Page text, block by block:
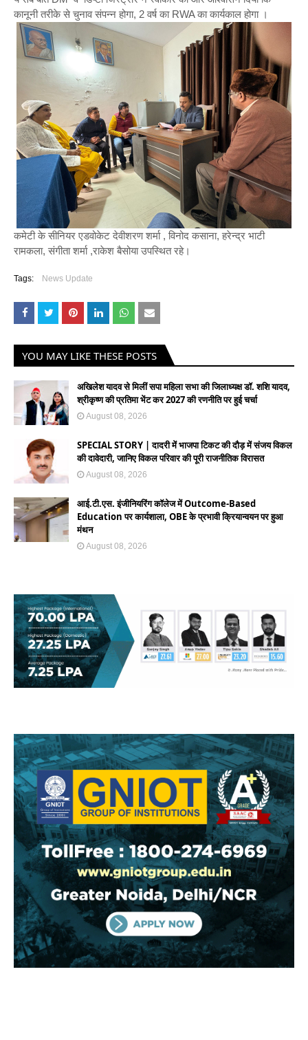
कानूनी तरीके से चुनाव संपन्न होगा, 2 वर्ष का RWA का कार्यकाल होगा ।
कमेटी के सीनियर एडवोकेट देवीशरण शर्मा , विनोद कसाना, हरेन्द्र भाटी
रामकला, संगीता शर्मा ,राकेश बैसोया उपस्थित रहे।
Tags: News Update
YOU MAY LIKE THESE POSTS
अखिलेश यादव से मिलीं सपा महिला सभा की जिलाध्यक्ष डॉ. शशि यादव,
श्रीकृष्ण की प्रतिमा भेंट कर 2027 की रणनीति पर हुई चर्चा
August 08, 2026
SPECIAL STORY | दादरी में भाजपा टिकट की दौड़ में संजय विकल
की दावेदारी, जानिए विकल परिवार की पूरी राजनीतिक विरासत
August 08, 2026
आई.टी.एस. इंजीनियरिंग कॉलेज में Outcome-Based
Education पर कार्यशाला, OBE के प्रभावी क्रियान्वयन पर हुआ
मंथन
August 08, 2026